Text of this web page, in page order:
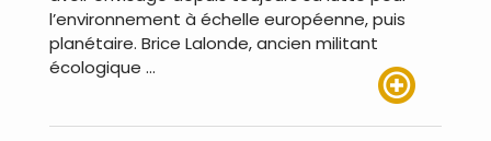
l’environnement à échelle européenne, puis
planétaire. Brice Lalonde, ancien militant
écologique …